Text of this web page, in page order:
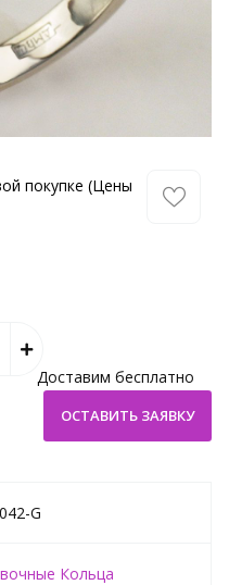
покупке (Цены
Доставим бесплатно
G
Кольца